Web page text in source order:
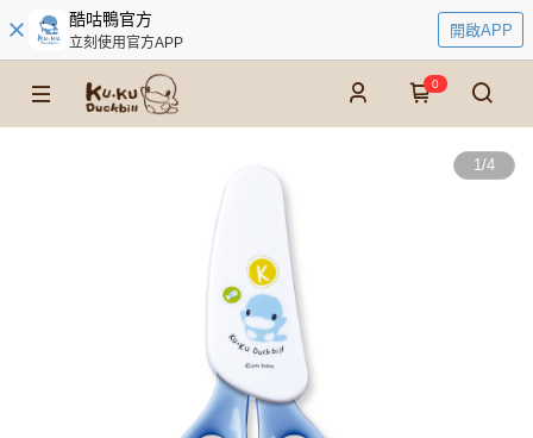
酷咕鴨官方
立刻使用官方APP
開啟APP
0
1/4